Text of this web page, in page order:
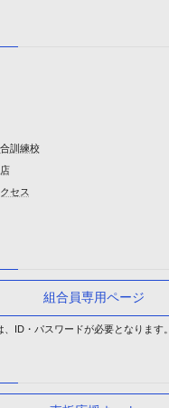
訓練校
セス
組合員専用ページ
ID・パスワードが必要となります。